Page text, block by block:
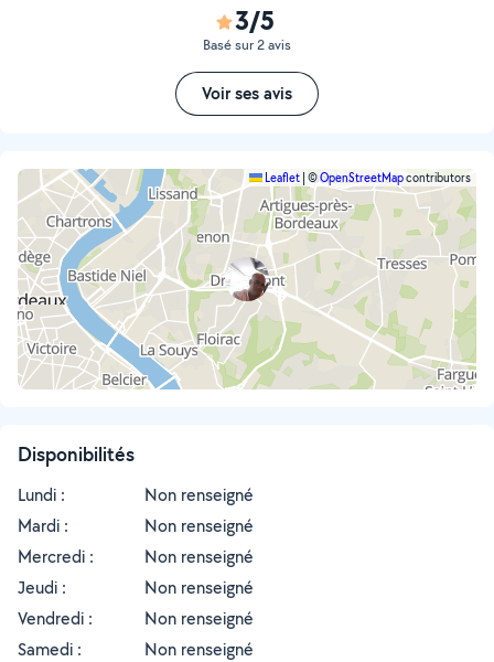
3/5
Basé sur 2 avis
Voir ses avis
Leaflet ©OpenStreetMapcontributors
Disponibilités
Lundi :
Non renseigné
Mardi :
Non renseigné
Mercredi :
Non renseigné
Jeudi :
Non renseigné
Vendredi :
Non renseigné
Samedi :
Non renseigné